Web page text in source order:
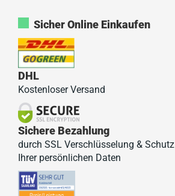
Sicher Online Einkaufen
DHL
Kostenloser Versand
Sichere Bezahlung
durch SSL Verschlüsselung & Schutz
Ihrer persönlichen Daten